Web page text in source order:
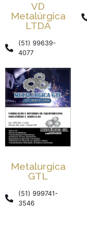
VD
Metalúrgica
LTDA
(51) 99639-
4077
Metalurgica
GTL
(51) 999741-
3546